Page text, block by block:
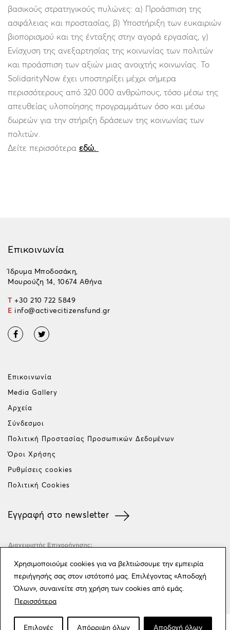
Χρησιμοποιούμε cookies για να βελτιώσουμε την εμπειρία
περιήγησής σας στον ιστότοπό μας. Επιλέγοντας «Αποδοχή
Όλων», συναινείτε στη χρήση των cookies από εμάς.
Περισσότερα
Επιλογές Απόρριψη όλων Αποδοχή όλων
βασικούς στρατηγικούς πυλώνες: α) Προάσπιση της
ασφάλειας και προστασίας, β) Υποστήριξη των ευκαιριών
βιοπορισμού και της ένταξης στην αγορά εργασίας, γ)
Ενίσχυση της ανεξαρτησίας της κοινωνίας των πολιτών
και προάσπιση των αξιών μιας ανοιχτής κοινωνίας. Το
SolidarityNow έχει υποστηρίξει μέχρι σήμερα
περισσότερους από 320.000 ανθρώπους, τόσο μέσω της
απευθείας υλοποίησης προγραμμάτων όσο και μέσω
δωρεών για την στήριξη δράσεων της κοινωνίας των
πολιτών.
Δείτε περισσότερα εδώ.
Επικοινωνία
Ίδρυμα Μποδοσάκη,
Μουρούζη 14, 10674 Αθήνα
T +30 210 722 5849
E info@activecitizensfund.gr
Επικοινωνία
Media Gallery
Αρχεία
Σύνδεσμοι
Πολιτική Προστασίας Προσωπικών Δεδομένων
Όροι Χρήσης
Ρυθμίσεις cookies
Πολιτική Cookies
Εγγραφή στο newsletter
2026. ALL RIGHTS RESERVED